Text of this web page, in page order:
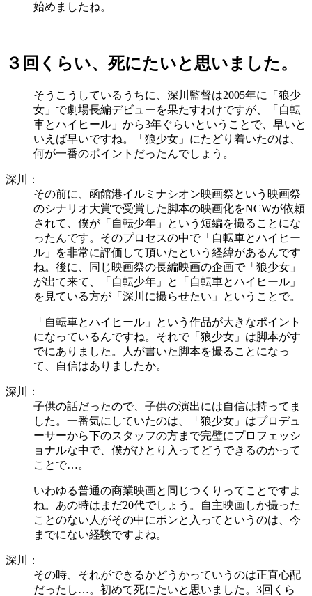
始めましたね。
３回くらい、死にたいと思いました。
そうこうしているうちに、深川監督は2005年に「狼少
女」で劇場長編デビューを果たすわけですが、「自転
車とハイヒール」から3年ぐらいということで、早いと
いえば早いですね。「狼少女」にたどり着いたのは、
何が一番のポイントだったんでしょう。
深川：
その前に、函館港イルミナシオン映画祭という映画祭
のシナリオ大賞で受賞した脚本の映画化をNCWが依頼
されて、僕が「自転少年」という短編を撮ることにな
ったんです。そのプロセスの中で「自転車とハイヒー
ル」を非常に評価して頂いたという経緯があるんです
ね。後に、同じ映画祭の長編映画の企画で「狼少女」
が出て来て、「自転少年」と「自転車とハイヒール」
を見ている方が「深川に撮らせたい」ということで。
「自転車とハイヒール」という作品が大きなポイント
になっているんですね。それで「狼少女」は脚本がす
でにありました。人が書いた脚本を撮ることになっ
て、自信はありましたか。
深川：
子供の話だったので、子供の演出には自信は持ってま
した。一番気にしていたのは、「狼少女」はプロデュ
ーサーから下のスタッフの方まで完璧にプロフェッシ
ョナルな中で、僕がひとり入ってどうできるのかって
ことで…。
いわゆる普通の商業映画と同じつくりってことですよ
ね。あの時はまだ20代でしょう。自主映画しか撮った
ことのない人がその中にポンと入ってというのは、今
までにない経験ですよね。
深川：
その時、それができるかどうかっていうのは正直心配
だったし…。初めて死にたいと思いました。3回くら